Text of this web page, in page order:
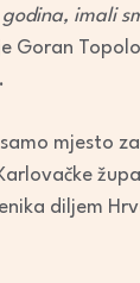
imali
Goran
samo mjesto
diljem